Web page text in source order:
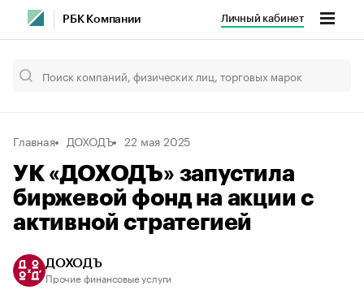
РБК Компании Личный кабинет
Главная ДОХОДЪ 22 мая 2025
УК «ДОХОДЪ» запустила
биржевой фонд на акции с
активной стратегией
ДОХОДЪ
Прочие финансовые услуги